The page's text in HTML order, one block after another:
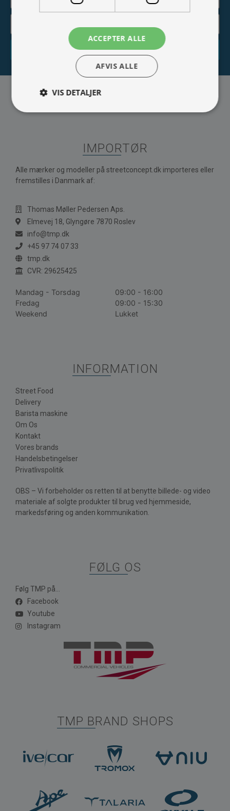
Tilmeld
IMPORTØR
Alle mærker og modeller på streetconcept.dk importeres eller
fremstilles i Danmark af:
Thomas Møller Pedersen Aps.
Elmevej 18, Glyngøre 7870 Roslev
info@tmp.dk
+45 97 74 07 33
tmp.dk
CVR: 29625425
Mandag - Torsdag
09:00 - 16:00
Fredag
09:00 - 15:30
Weekend
Lukket
INFORMATION
Street Food
Delivery
Barista maskine
Om Os
Kontakt
Vores brands
Handelsbetingelser
Privatlivspolitik
OBS – Vi forbeholder os retten til at benytte billede- og video
materiale af solgte produkter til brug ved hjemmeside,
markedsføring og anden kommunikation.
FØLG OS
Følg TMP på...
Facebook
Youtube
Instagram
TMP BRAND SHOPS
ACCEPTER ALLE
AFVIS ALLE
VIS DETALJER